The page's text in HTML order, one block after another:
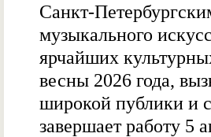
Санкт-
музыкального
ярчайших
весны 2026 года,
широкой публики и
завершает работу 5